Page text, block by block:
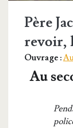
Père
revoir,
Ouvrage :
Au